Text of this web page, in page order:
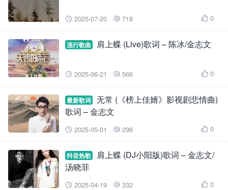
 2025-07-20  718  0
流行歌曲 肩上蝶 (Live)歌词 – 陈冰/金志文
 2025-06-21  566  0
最新歌词
无常 (《榜上佳婿》影视剧悲情曲)
歌词 – 金志文
 2025-05-01  296  0
抖音热歌
肩上蝶 (DJ小阳版)歌词 – 金志文/
汤晓菲
 2025-04-19  332  0